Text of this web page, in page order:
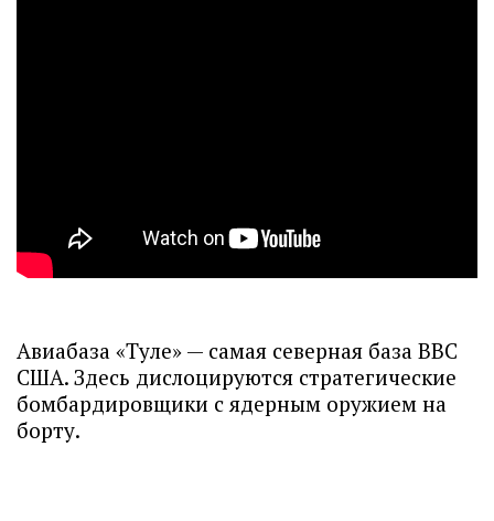
Авиабаза «Туле» — самая северная база ВВС
США. Здесь дислоцируются стратегические
бомбардировщики с ядерным оружием на
борту.